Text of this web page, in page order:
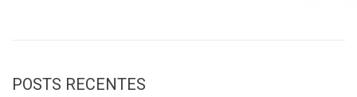
POSTS RECENTES